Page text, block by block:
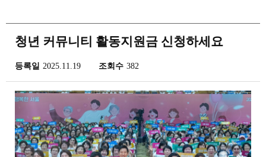
청년 커뮤니티 활동지원금 신청하세요
등록일 2025.11.19 조회수 382